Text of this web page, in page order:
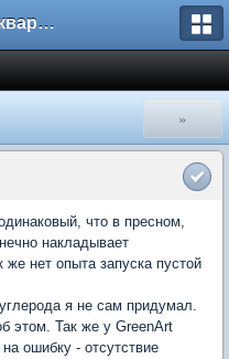
Морской аквариум. Форумы ReefCentral.ru
»
что в пресном,
накладывает
же нет опыта запуска пустой
я не сам придумал.
этом. Так же у GreenArt
ошибку - отсутствие